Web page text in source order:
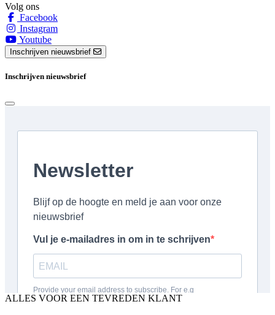
Volg ons
Facebook
Instagram
Youtube
Inschrijven nieuwsbrief
Inschrijven nieuwsbrief
ALLES VOOR EEN TEVREDEN KLANT